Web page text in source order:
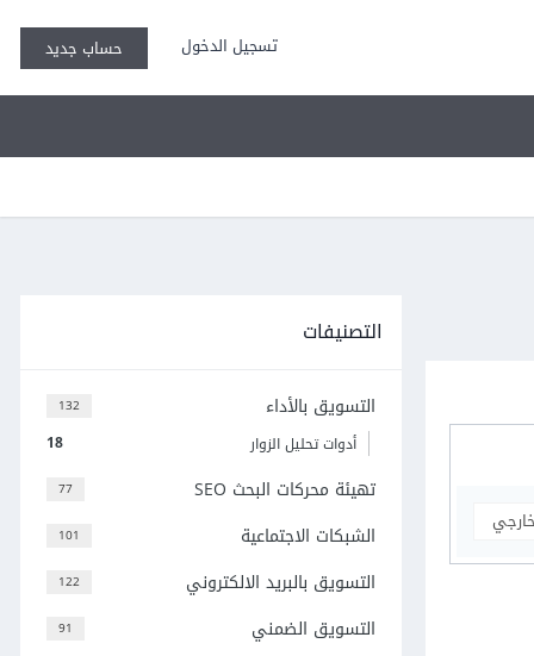
تسجيل الدخول حساب جديد
التصنيفات
132 التسويق بالأداء
18 أدوات تحليل الزوار
77 تهيئة محركات البحث SEO
101 الشبكات الاجتماعية
122 التسويق بالبريد الالكتروني
91 التسويق الضمني